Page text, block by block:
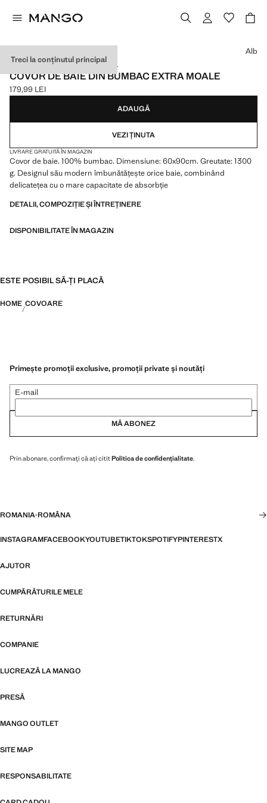
Treci la conținutul principal
1300 GR/M2 / MADE IN PORTUGAL
COVOR DE BAIE DIN BUMBAC EXTRA MOALE
Preț actual [179,99 LEI ]
179,99 LEI
Selectează o culoare
Alb
ADAUGĂ
VEZI ȚINUTA
LIVRARE GRATUITĂ ÎN MAGAZIN
Covor de baie. 100% bumbac. Dimensiune: 60x90cm. Greutate: 1300
g. Designul său modern îmbunătățește orice baie, combinând
delicatețea cu o mare capacitate de absorbție
DETALII, COMPOZIȚIE ȘI ÎNTREȚINERE
DISPONIBILITATE ÎN MAGAZIN
ESTE POSIBIL SĂ-ȚI PLACĂ
HOME COVOARE
Primește promoții exclusive, promoții private și noutăți
E-mail
MĂ ABONEZ
Prin abonare, confirmați că ați cititPolitica de confidențialitate.
ROMANIA·ROMÂNA
INSTAGRAMFACEBOOKYOUTUBETIKTOKSPOTIFYPINTERESTX
AJUTOR
CUMPĂRĂTURILE MELE
RETURNĂRI
COMPANIE
LUCREAZĂ LA MANGO
PRESĂ
MANGO OUTLET
SITE MAP
RESPONSABILITATE